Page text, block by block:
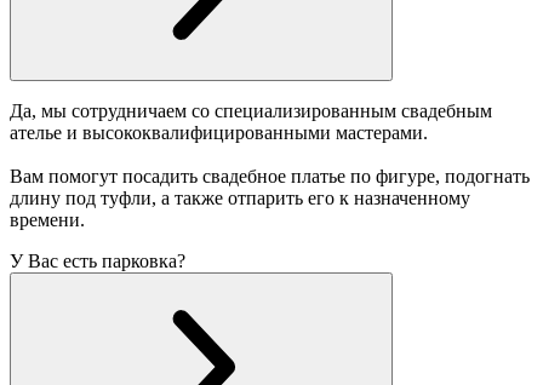
Да, мы сотрудничаем со специализированным свадебным
ателье и высококвалифицированными мастерами.
Вам помогут посадить свадебное платье по фигуре, подогнать
длину под туфли, а также отпарить его к назначенному
времени.
У Вас есть парковка?